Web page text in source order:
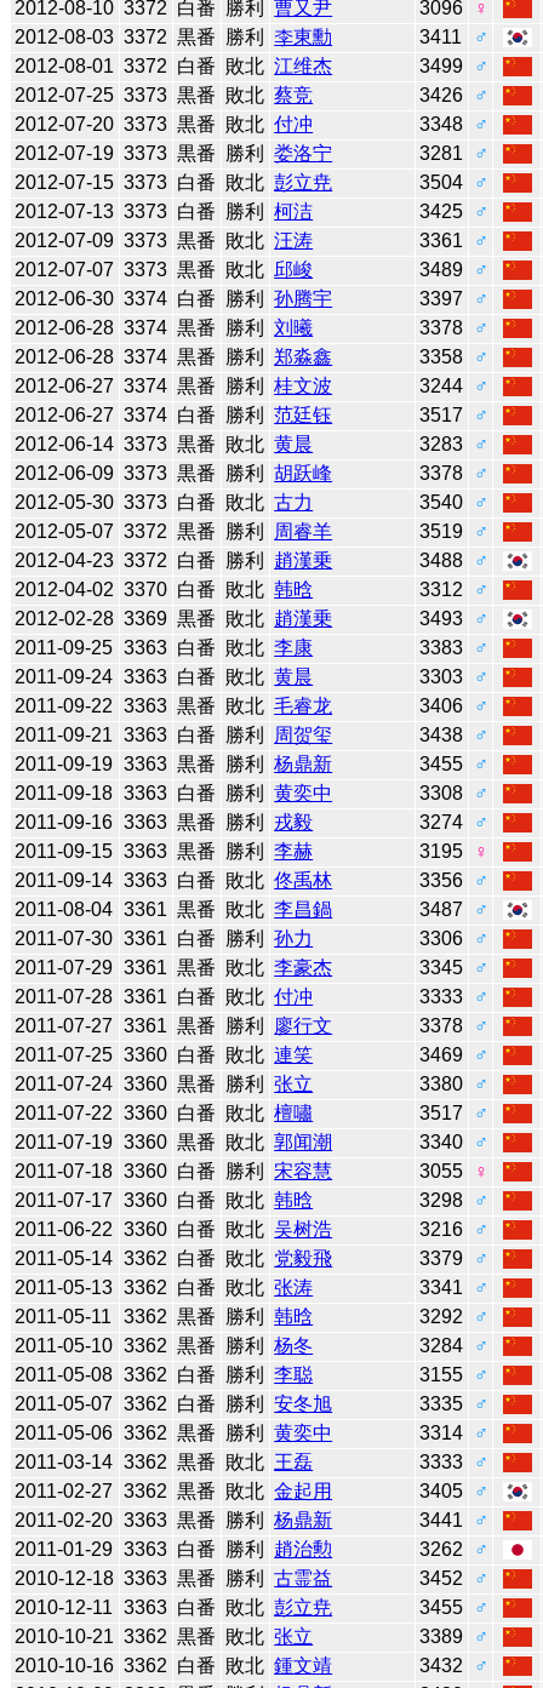
2012-08-10 3372 白番 勝利 曹又尹 3096
♀
2012-08-03 3372 黒番 勝利 李東勳 3411
♂
2012-08-01 3372 白番 敗北 江维杰 3499
♂
2012-07-25 3373 黒番 敗北 蔡竞 3426
♂
2012-07-20 3373 黒番 敗北 付冲 3348
♂
2012-07-19 3373 黒番 勝利 娄洛宁 3281
♂
2012-07-15 3373 白番 敗北 彭立尭 3504
♂
2012-07-13 3373 白番 勝利 柯洁 3425
♂
2012-07-09 3373 黒番 敗北 汪涛 3361
♂
2012-07-07 3373 黒番 敗北 邱峻 3489
♂
2012-06-30 3374 白番 勝利 孙腾宇 3397
♂
2012-06-28 3374 黒番 勝利 刘曦 3378
♂
2012-06-28 3374 黒番 勝利 郑淼鑫 3358
♂
2012-06-27 3374 黒番 勝利 桂文波 3244
♂
2012-06-27 3374 白番 勝利 范廷钰 3517
♂
2012-06-14 3373 黒番 敗北 黄晨 3283
♂
2012-06-09 3373 黒番 勝利 胡跃峰 3378
♂
2012-05-30 3373 白番 敗北 古力 3540
♂
2012-05-07 3372 黒番 勝利 周睿羊 3519
♂
2012-04-23 3372 白番 勝利 趙漢乗 3488
♂
2012-04-02 3370 白番 敗北 韩晗 3312
♂
2012-02-28 3369 黒番 敗北 趙漢乗 3493
♂
2011-09-25 3363 白番 敗北 李康 3383
♂
2011-09-24 3363 白番 敗北 黄晨 3303
♂
2011-09-22 3363 黒番 敗北 毛睿龙 3406
♂
2011-09-21 3363 白番 勝利 周贺玺 3438
♂
2011-09-19 3363 黒番 勝利 杨鼎新 3455
♂
2011-09-18 3363 白番 勝利 黄奕中 3308
♂
2011-09-16 3363 黒番 勝利 戎毅 3274
♂
2011-09-15 3363 黒番 勝利 李赫 3195
♀
2011-09-14 3363 白番 敗北 佟禹林 3356
♂
2011-08-04 3361 黒番 敗北 李昌鍋 3487
♂
2011-07-30 3361 白番 勝利 孙力 3306
♂
2011-07-29 3361 黒番 敗北 李豪杰 3345
♂
2011-07-28 3361 白番 敗北 付冲 3333
♂
2011-07-27 3361 黒番 勝利 廖行文 3378
♂
2011-07-25 3360 白番 敗北 連笑 3469
♂
2011-07-24 3360 黒番 勝利 张立 3380
♂
2011-07-22 3360 白番 敗北 檀嘯 3517
♂
2011-07-19 3360 黒番 敗北 郭闻潮 3340
♂
2011-07-18 3360 白番 勝利 宋容慧 3055
♀
2011-07-17 3360 白番 敗北 韩晗 3298
♂
2011-06-22 3360 白番 敗北 吴树浩 3216
♂
2011-05-14 3362 白番 敗北 党毅飛 3379
♂
2011-05-13 3362 白番 敗北 张涛 3341
♂
2011-05-11
3362 黒番 勝利 韩晗 3292
♂
2011-05-10 3362 黒番 勝利 杨冬 3284
♂
2011-05-08 3362 白番 勝利 李聪 3155
♂
2011-05-07 3362 白番 勝利 安冬旭 3335
♂
2011-05-06 3362 黒番 勝利 黄奕中 3314
♂
2011-03-14 3362 黒番 敗北 王磊 3333
♂
2011-02-27 3362 黒番 敗北 金起用 3405
♂
2011-02-20 3363 黒番 勝利 杨鼎新 3441
♂
2011-01-29 3363 白番 勝利 趙治勲 3262
♂
2010-12-18 3363 黒番 勝利 古霊益 3452
♂
2010-12-11 3363 白番 敗北 彭立尭 3455
♂
2010-10-21 3362 黒番 敗北 张立 3389
♂
2010-10-16 3362 白番 敗北 鍾文靖 3432
♂